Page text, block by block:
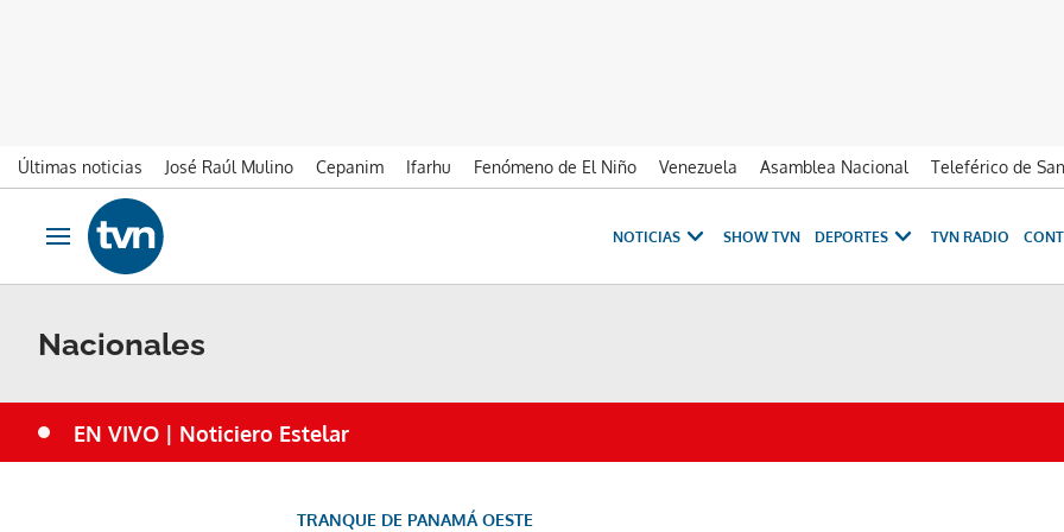
Últimas noticias José Raúl Mulino Cepanim Ifarhu Fenómeno de El Niño Venezuela Asamblea Nacional Teleférico de
Ir al contenido
Obrir navegació
NOTICIAS SHOW TVN DEPORTES TVN RADIO
Nacionales
EN VIVO | Noticiero Estelar
TRANQUE DE PANAMÁ OESTE